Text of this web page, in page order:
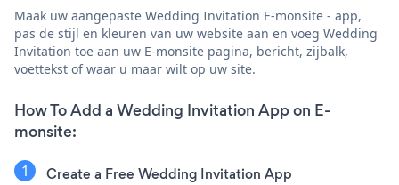
Maak uw aangepaste Wedding Invitation E-monsite - app,
pas de stijl en kleuren van uw website aan en voeg Wedding
Invitation toe aan uw E-monsite pagina, bericht, zijbalk,
voettekst of waar u maar wilt op uw site.
How To Add a Wedding Invitation App on E-
monsite:
Create a Free Wedding Invitation App